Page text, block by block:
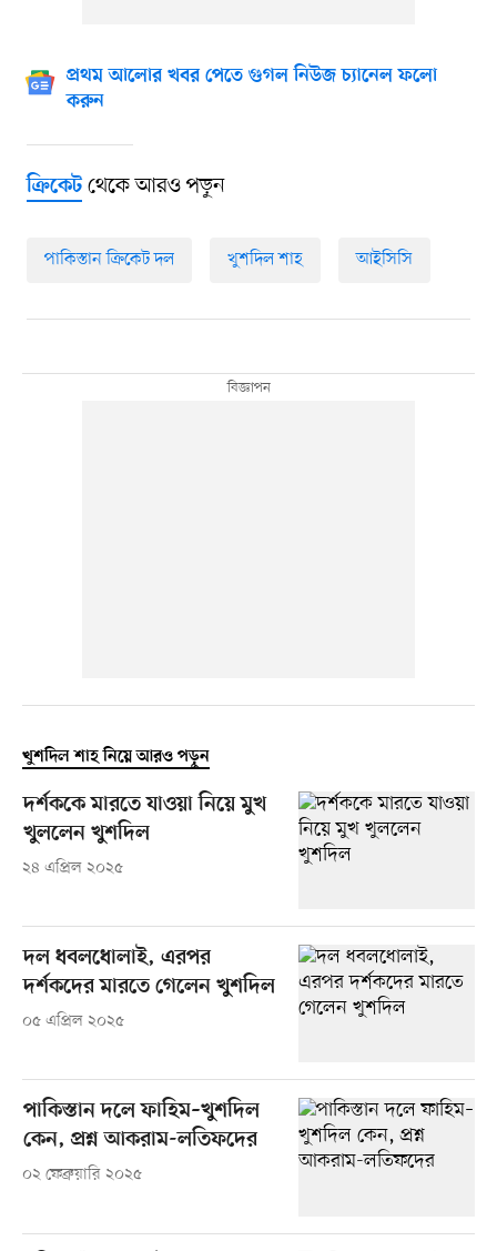
প্রথম আলোর খবর পেতে গুগল নিউজ চ্যানেল ফলো
করুন
ক্রিকেটথেকে আরও পড়ুন
পাকিস্তান ক্রিকেট দল খুশদিল শাহ আইসিসি
খুশদিল শাহ নিয়ে আরও পড়ুন
দর্শককে মারতে যাওয়া নিয়ে মুখ
খুললেন খুশদিল
২৪ এপ্রিল ২০২৫
দল ধবলধোলাই, এরপর
দর্শকদের মারতে গেলেন খুশদিল
০৫ এপ্রিল ২০২৫
পাকিস্তান দলে ফাহিম–খুশদিল
কেন, প্রশ্ন আকরাম-লতিফদের
০২ ফেব্রুয়ারি ২০২৫